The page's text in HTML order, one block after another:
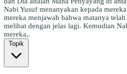
Nabi Yusuf menanyakan kepada
mereka menjawab bahwa matanya
melihat dengan jelas lagi. Kemudian
mereka,.
Topik